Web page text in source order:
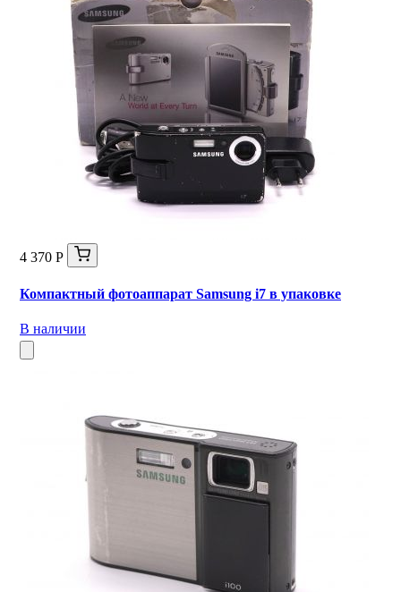
4 370 Р
Компактный фотоаппарат Samsung i7 в упаковке
В наличии